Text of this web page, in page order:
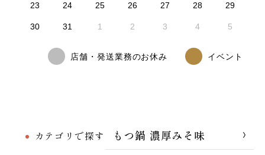
カテゴリで探す
もつ鍋 濃厚みそ味
23 24 25 26 27 28 29
30 31 1 2 3 4 5
店舗・発送業務のお休み イベント